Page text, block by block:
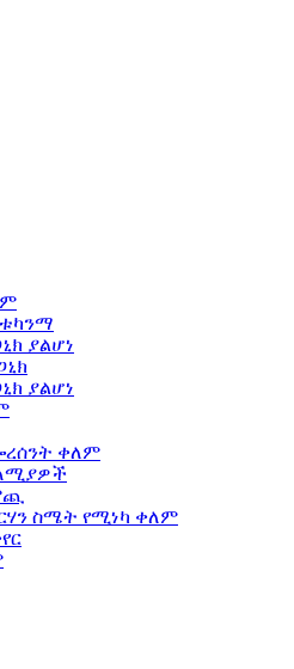
ያልሆነ
ያልሆነ
ቀለም
ስሜት የሚነካ ቀለም